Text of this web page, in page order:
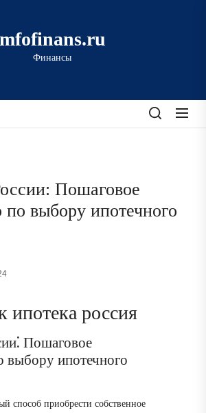
mfofinans.ru
Финансы
Пошаговое
по выбору ипотечного
ипотека россия
Пошаговое
выбору ипотечного
способ приобрести собственное